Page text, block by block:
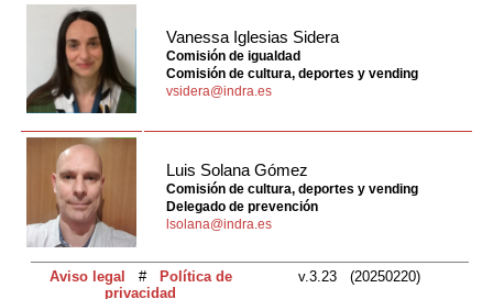
Vanessa Iglesias Sidera
Comisión de igualdad
Comisión de cultura, deportes y vending
vsidera@indra.es
Luis Solana Gómez
Comisión de cultura, deportes y vending
Delegado de prevención
lsolana@indra.es
Aviso legal #
Política de
privacidad
v.3.23 (20250220)